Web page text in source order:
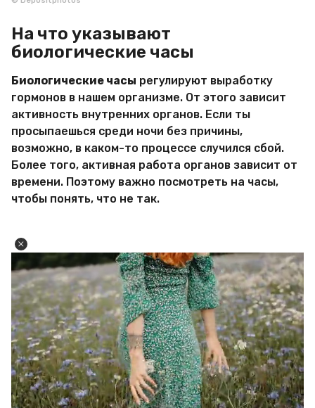
На что указывают
биологические часы
Биологические часы регулируют выработку
гормонов в нашем организме. От этого зависит
активность внутренних органов. Если ты
просыпаешься среди ночи без причины,
возможно, в каком-то процессе случился сбой.
Более того, активная работа органов зависит от
времени. Поэтому важно посмотреть на часы,
чтобы понять, что не так.